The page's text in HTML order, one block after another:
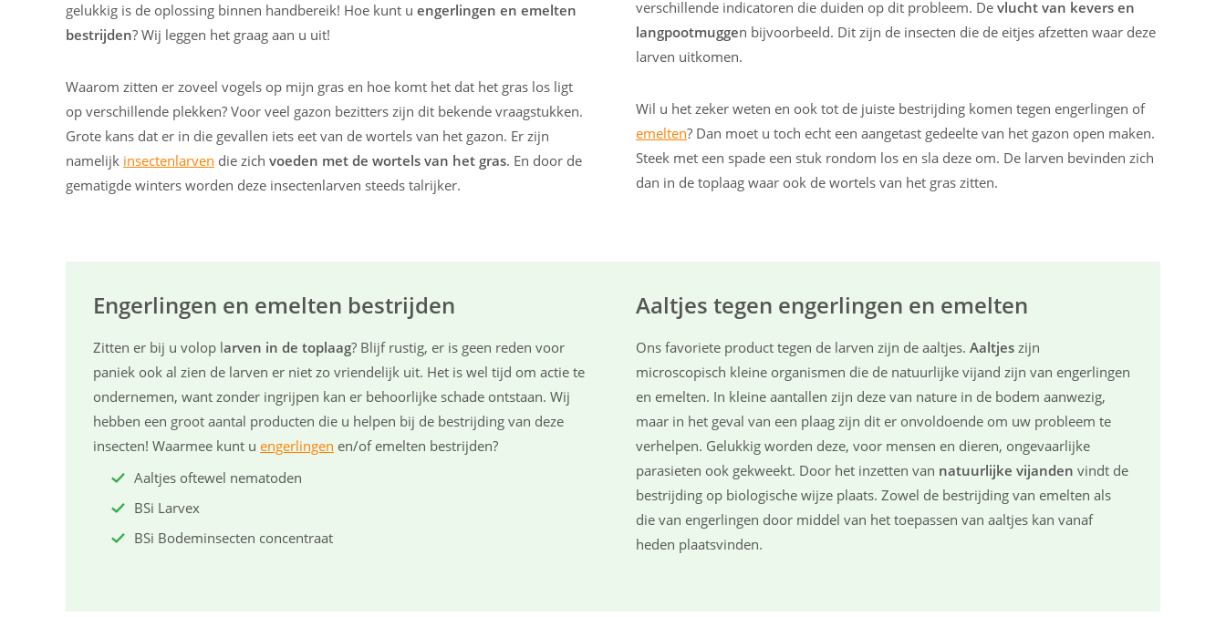
gelukkig is de oplossing binnen handbereik! Hoe kunt u engerlingen en emelten
bestrijden? Wij leggen het graag aan u uit!
Waarom zitten er zoveel vogels op mijn gras en hoe komt het dat het gras los ligt
op verschillende plekken? Voor veel gazon bezitters zijn dit bekende vraagstukken.
Grote kans dat er in die gevallen iets eet van de wortels van het gazon. Er zijn
namelijk insectenlarven die zich voeden met de wortels van het gras. En door de
gematigde winters worden deze insectenlarven steeds talrijker.
verschillende indicatoren die duiden op dit probleem. De vlucht van kevers en
langpootmuggen bijvoorbeeld. Dit zijn de insecten die de eitjes afzetten waar deze
larven uitkomen.
Wil u het zeker weten en ook tot de juiste bestrijding komen tegen engerlingen of
emelten? Dan moet u toch echt een aangetast gedeelte van het gazon open maken.
Steek met een spade een stuk rondom los en sla deze om. De larven bevinden zich
dan in de toplaag waar ook de wortels van het gras zitten.
Engerlingen en emelten bestrijden
Zitten er bij u volop larven in de toplaag? Blijf rustig, er is geen reden voor
paniek ook al zien de larven er niet zo vriendelijk uit. Het is wel tijd om actie te
ondernemen, want zonder ingrijpen kan er behoorlijke schade ontstaan. Wij
hebben een groot aantal producten die u helpen bij de bestrijding van deze
insecten! Waarmee kunt u engerlingen en/of emelten bestrijden?
Aaltjes oftewel nematoden
BSi Larvex
BSi Bodeminsecten concentraat
Aaltjes tegen engerlingen en emelten
Ons favoriete product tegen de larven zijn de aaltjes. Aaltjes zijn
microscopisch kleine organismen die de natuurlijke vijand zijn van engerlingen
en emelten. In kleine aantallen zijn deze van nature in de bodem aanwezig,
maar in het geval van een plaag zijn dit er onvoldoende om uw probleem te
verhelpen. Gelukkig worden deze, voor mensen en dieren, ongevaarlijke
parasieten ook gekweekt. Door het inzetten van natuurlijke vijanden vindt de
bestrijding op biologische wijze plaats. Zowel de bestrijding van emelten als
die van engerlingen door middel van het toepassen van aaltjes kan vanaf
heden plaatsvinden.